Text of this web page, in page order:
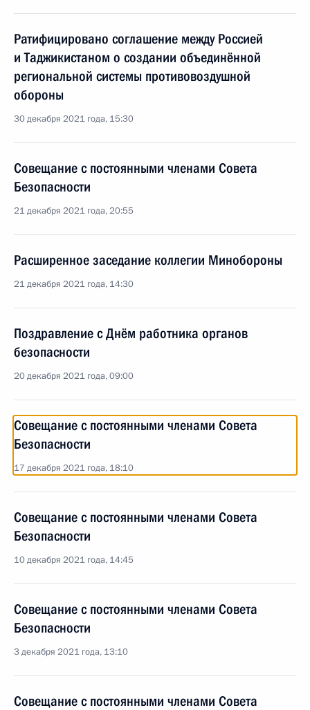
Ратифицировано соглашение между Россией
и Таджикистаном о создании объединённой
региональной системы противовоздушной
обороны
30 декабря 2021 года, 15:30
Совещание с постоянными членами Совета
Безопасности
21 декабря 2021 года, 20:55
Расширенное заседание коллегии Минобороны
21 декабря 2021 года, 14:30
Поздравление с Днём работника органов
безопасности
20 декабря 2021 года, 09:00
Совещание с постоянными членами Совета
Безопасности
17 декабря 2021 года, 18:10
Совещание с постоянными членами Совета
Безопасности
10 декабря 2021 года, 14:45
Совещание с постоянными членами Совета
Безопасности
3 декабря 2021 года, 13:10
Совещание с постоянными членами Совета